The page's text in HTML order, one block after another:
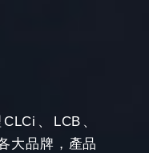
、LCB、
大品牌，產品